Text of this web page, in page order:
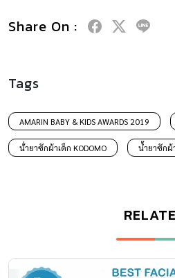
Share On :
Tags
AMARIN BABY & KIDS AWARDS 2019
น่้ำยาซักผ้าเด็ก KODOMO น้ำยาซักผ้